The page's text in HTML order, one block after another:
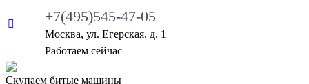
+7(495)545-47-05
Москва, ул. Егерская, д. 1
Работаем сейчас
Скупаем битые машины